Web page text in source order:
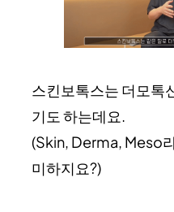
스킨보톡스는 더모톡
기도 하는데요.
(Skin, Derma, Meso
미하지요?)